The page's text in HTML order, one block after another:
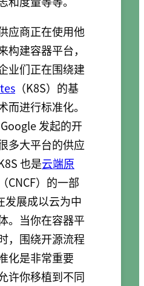
应商正在使用他
构建容器平台，
业们正在围绕建
（K8S）的基
而进行标准化。
发起的开
多大平台的供应
也是云端原
（CNCF）的一部
发展成以云为中
。当你在容器平
，围绕开源流程
化是非常重要
许你移植到不同